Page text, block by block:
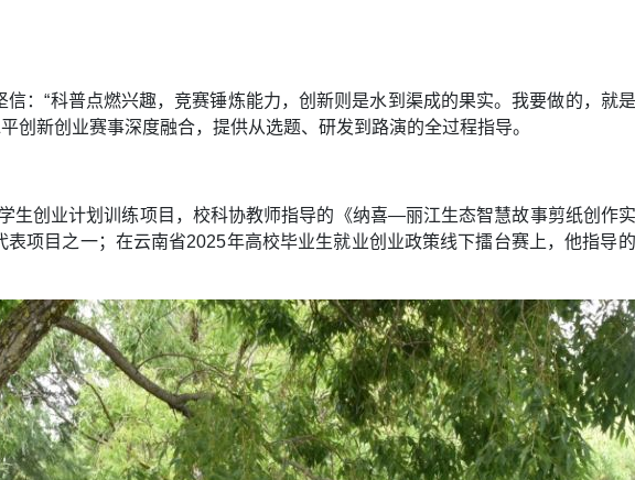
信：“科普点燃兴趣，竞赛锤炼能力，创新则是水到渠成的果实。我要做的，就
创新创业赛事深度融合，提供从选题、研发到路演的全过程指导。
生创业计划训练项目，校科协教师指导的《纳喜—丽江生态智慧故事剪纸创作
项目之一；在云南省2025年高校毕业生就业创业政策线下擂台赛上，他指导